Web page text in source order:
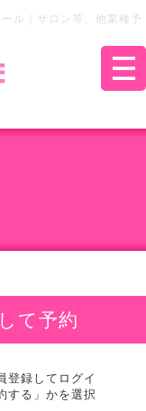
ル｜サロン等、他業種予
て予約
登録してログイ
する」かを選択